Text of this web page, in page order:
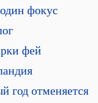
фокус
фей
год отменяется